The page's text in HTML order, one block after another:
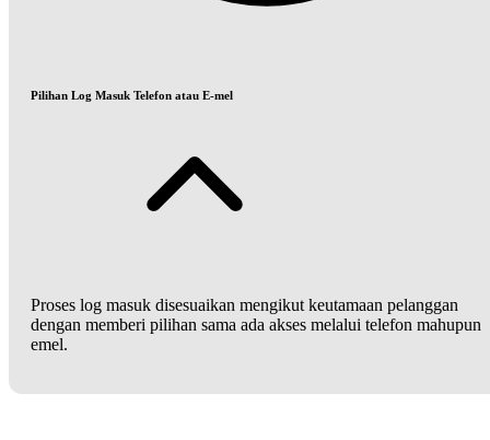
Pilihan Log Masuk Telefon atau E-mel
Proses log masuk disesuaikan mengikut keutamaan pelanggan
dengan memberi pilihan sama ada akses melalui telefon mahupun
emel.